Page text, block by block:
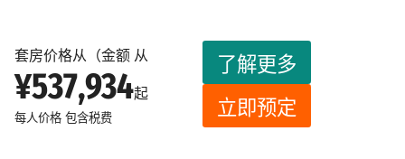
套房价格从（金额 从
¥537,934起
每人价格 包含税费
了解更多
立即预定